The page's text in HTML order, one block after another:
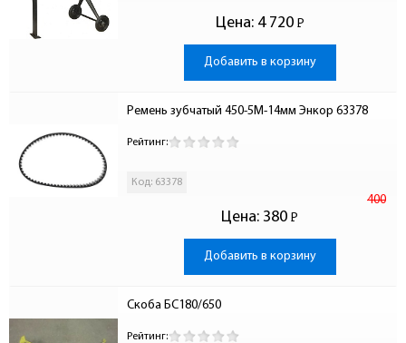
Цена: 4 720 Р
-
Добавить в корзину
Ремень зубчатый 450-5М-14мм Энкор 63378
Рейтинг:
Код: 63378
Цена:
400
380 Р
-
Добавить в корзину
Скоба БС180/650
Рейтинг: